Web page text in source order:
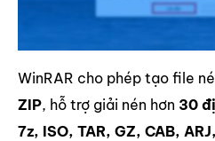
WinRAR cho phép tạo file
ZIP, hỗ trợ giải nén hơn 30
7z, ISO, TAR, GZ, CAB,